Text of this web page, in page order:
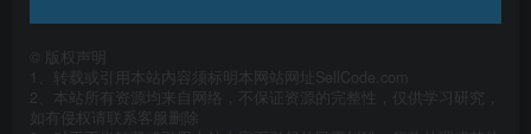
版权声明
1、转载或引用本站内容须标明本网站网址SellCode.com
2、本站所有资源均来自网络，不保证资源的完整性，仅供学习研究，
如有侵权请联系客服删除